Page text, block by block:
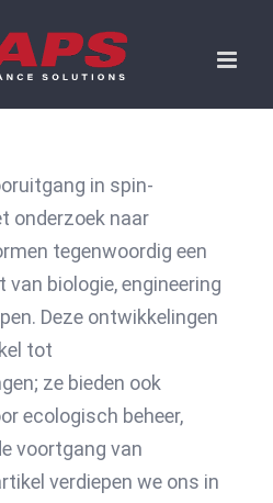
in spin-
onderzoek naar
tegenwoordig een
biologie, engineering
Deze ontwikkelingen
tot
ze bieden ook
ecologisch beheer,
voortgang van
verdiepen we ons in